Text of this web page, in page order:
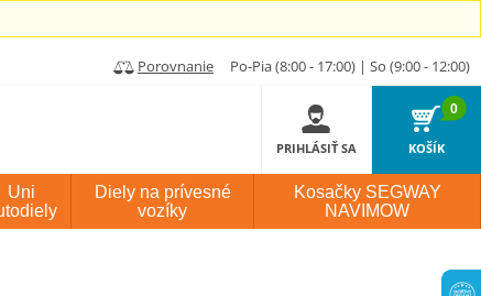
Porovnanie Po-Pia (8:00 - 17:00) | So (9:00 - 12:00)
PRIHLÁSIŤ SA
0
KOŠÍK
Uni
Diely na prívesné
vozíky
Kosačky SEGWAY
NAVIMOW